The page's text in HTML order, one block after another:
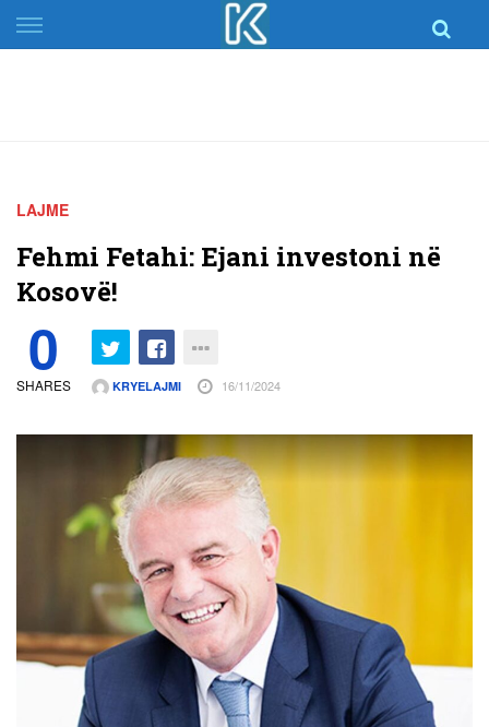
Skip
to
LAJME
Fehmi Fetahi: Ejani investoni në
Kosovë!
0
SHARES KRYELAJMI 16/11/2024